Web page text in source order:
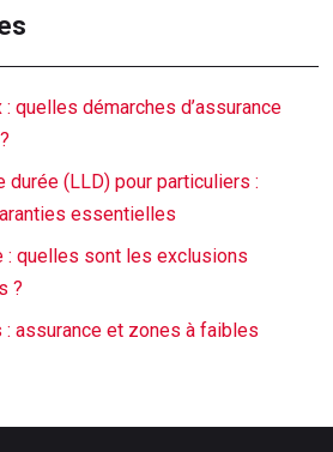
quelles démarches d’assurance
durée (LLD) pour particuliers :
essentielles
: quelles sont les exclusions
?
: assurance et zones à faibles